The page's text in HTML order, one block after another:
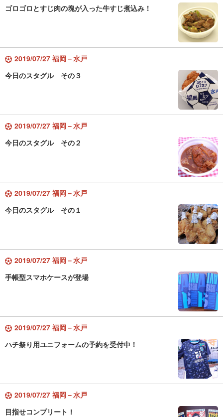
ゴロゴロとすじ肉の塊が入った牛すじ煮込み！
2019/07/27 福岡－水戸
今日のスタグル その３
2019/07/27 福岡－水戸
今日のスタグル その２
2019/07/27 福岡－水戸
今日のスタグル その１
2019/07/27 福岡－水戸
手帳型スマホケースが登場
2019/07/27 福岡－水戸
ハチ祭り用ユニフォームの予約を受付中！
2019/07/27 福岡－水戸
目指せコンプリート！